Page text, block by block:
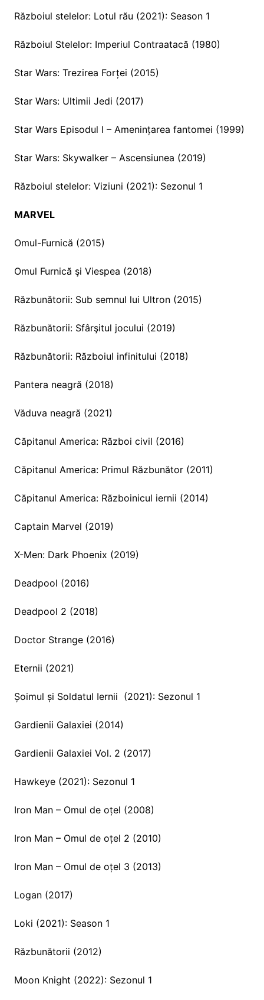
Războiul stelelor: Lotul rău (2021): Season 1
Războiul Stelelor: Imperiul Contraatacă (1980)
Star Wars: Trezirea Forței (2015)
Star Wars: Ultimii Jedi (2017)
Star Wars Episodul I – Amenințarea fantomei (1999)
Star Wars: Skywalker – Ascensiunea (2019)
Războiul stelelor: Viziuni (2021): Sezonul 1
MARVEL
Omul-Furnică (2015)
Omul Furnică şi Viespea (2018)
Răzbunătorii: Sub semnul lui Ultron (2015)
Răzbunătorii: Sfârşitul jocului (2019)
Răzbunătorii: Războiul infinitului (2018)
Pantera neagră (2018)
Văduva neagră (2021)
Căpitanul America: Război civil (2016)
Căpitanul America: Primul Răzbunător (2011)
Căpitanul America: Războinicul iernii (2014)
Captain Marvel (2019)
X-Men: Dark Phoenix (2019)
Deadpool (2016)
Deadpool 2 (2018)
Doctor Strange (2016)
Eternii (2021)
Șoimul și Soldatul Iernii (2021): Sezonul 1
Gardienii Galaxiei (2014)
Gardienii Galaxiei Vol. 2 (2017)
Hawkeye (2021): Sezonul 1
Iron Man – Omul de oțel (2008)
Iron Man – Omul de oțel 2 (2010)
Iron Man – Omul de oțel 3 (2013)
Logan (2017)
Loki (2021): Season 1
Răzbunătorii (2012)
Moon Knight (2022): Sezonul 1